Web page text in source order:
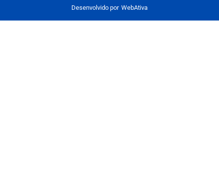
Desenvolvido por WebAtiva